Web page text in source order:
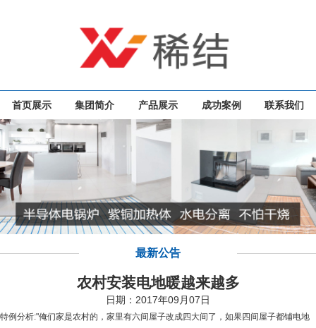
首页展示 集团简介 产品展示 成功案例 联系我们
最新公告
农村安装电地暖越来越多
日期：2017年09月07日
特例分析:"俺们家是农村的，家里有六间屋子改成四大间了，如果四间屋子都铺电地